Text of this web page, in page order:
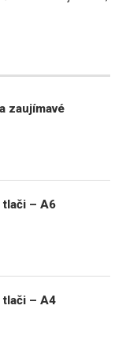
zaujímavé
tlači – A6
tlači – A4